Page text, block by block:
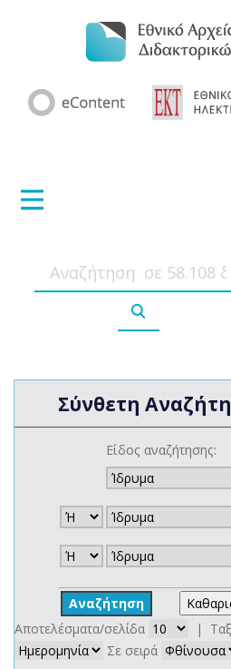
Σύνθετη
Είδος αναζήτησης:
Αποτελέσματα/σελίδα
|
Σε σειρά